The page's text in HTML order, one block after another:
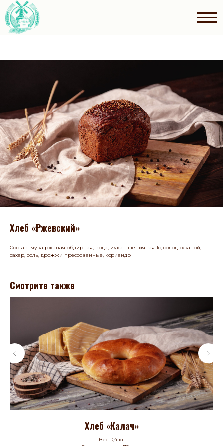
Хлеб «Ржевский»
Состав: мука ржаная обдирная, вода, мука пшеничная 1с, солод ржаной,
сахар, соль, дрожжи прессованные, кориандр
Смотрите также
Хлеб «Калач»
Вес: 0,4 кг